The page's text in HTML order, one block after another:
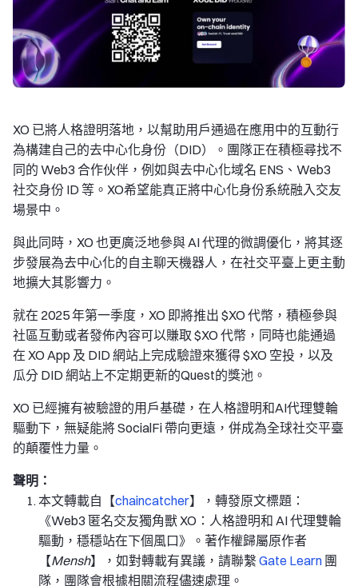
XO 已將人格證明落地，以幫助用戶通過在應用中的互動行
為構建自己的去中心化身份（DID）。團隊正在積極尋找不
同的 Web3 合作伙伴，例如與去中心化域名 ENS、Web3
社交身份 ID 等。XO希望能真正將中心化身份系統融入交友
場景中。
與此同時，XO 也更廣泛地參與 AI 代理的微調優化，將其逐
步發展為去中心化的自主聊天機器人，在社交平臺上更主動
地擴大其影響力。
就在 2025 年第一季度，XO 即將推出 $XO 代幣，積極參與
社區互動或者發佈內容可以賺取 $XO 代幣，同時也能通過
在 XO App 及 DID 網站上完成驗證來獲得 $XO 空投，以及
瓜分 DID 網站上不定期更新的Quest的獎池。
XO 已經擁有被驗證的用戶基礎，在人格證明和AI代理雙輪
驅動下，無疑能將 SocialFi 帶向更遠，併成為全球社交平臺
的顛覆性力量。
聲明：
本文轉載自【chaincatcher】，轉發原文標題：
《Web3 匿名交友獨角獸 XO：人格證明和 AI 代理雙輪
驅動，穩穩站在下個風口》。著作權歸屬原作者
【Mensh】，如對轉載有異議，請聯繫 Gate Learn 團
隊，團隊會根據相關流程儘速處理。